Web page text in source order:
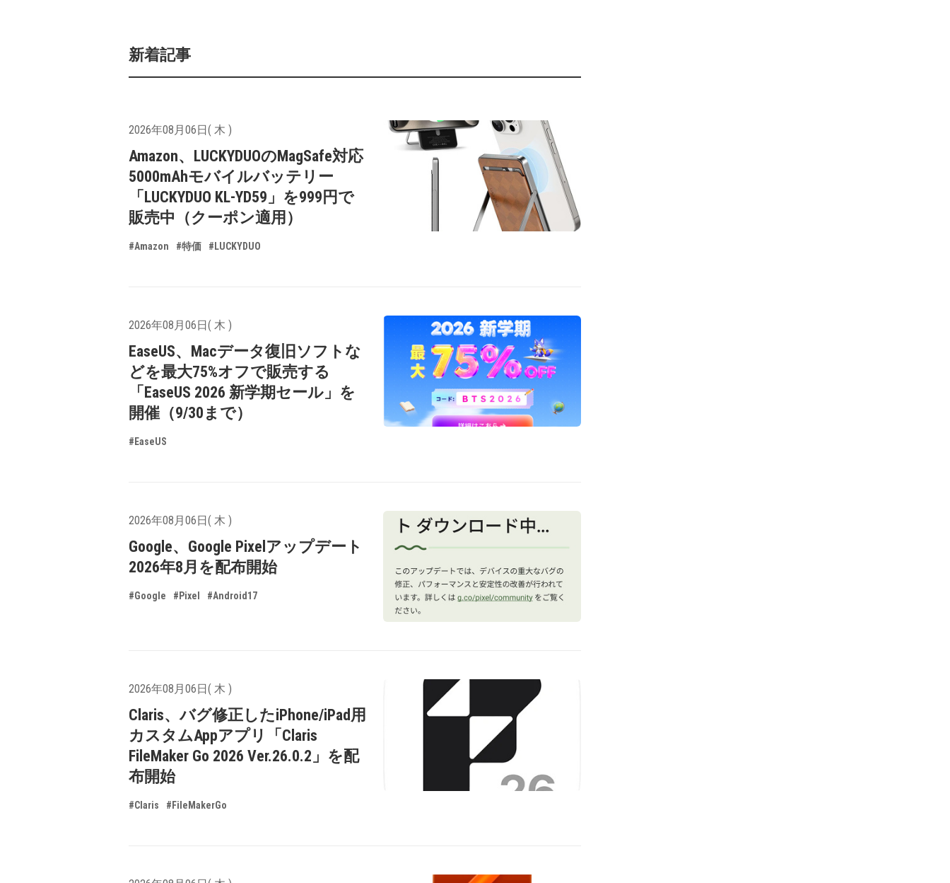
新着記事
2026年08月06日( 木 )
Amazon、LUCKYDUOのMagSafe対応
5000mAhモバイルバッテリー
「LUCKYDUO KL-YD59」を999円で
販売中（クーポン適用）
#Amazon #特価 #LUCKYDUO
2026年08月06日( 木 )
EaseUS、Macデータ復旧ソフトな
どを最大75%オフで販売する
「EaseUS 2026 新学期セール」を
開催（9/30まで）
#EaseUS
2026年08月06日( 木 )
Google、Google Pixelアップデート
2026年8月を配布開始
#Google #Pixel #Android17
2026年08月06日( 木 )
Claris、バグ修正したiPhone/iPad用
カスタムAppアプリ「Claris
FileMaker Go 2026 Ver.26.0.2」を配
布開始
#Claris #FileMakerGo